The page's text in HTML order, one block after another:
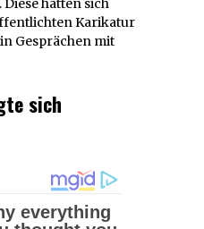
hätten sich
Karikatur
Gesprächen mit
sich